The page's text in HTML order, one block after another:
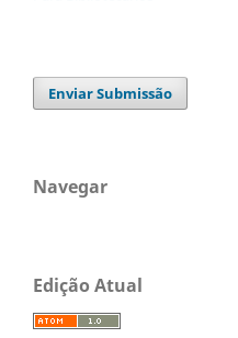
Enviar Submissão
Navegar
Edição Atual